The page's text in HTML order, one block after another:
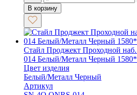
В корзину
Стайл Проджект Проходной
014 Белый/Металл Черный
Цвет изделия
Белый/Металл Черный
Артикул